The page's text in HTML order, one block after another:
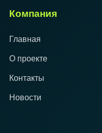
Компания
Главная
О проекте
Контакты
Новости